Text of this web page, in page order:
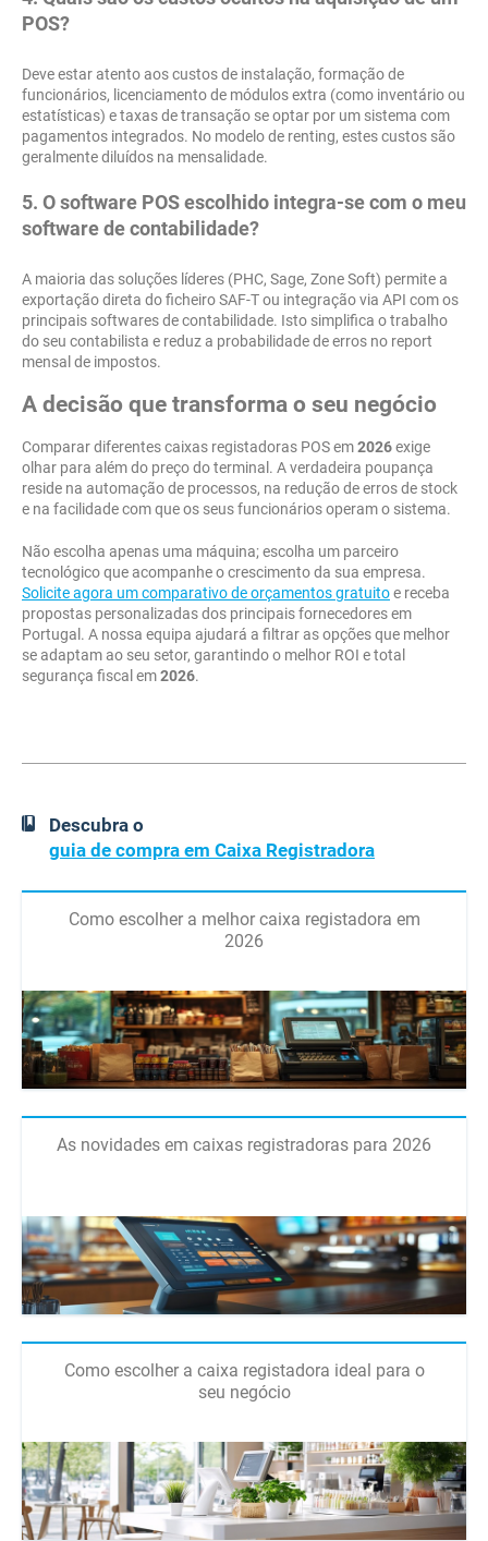
POS?
Deve estar atento aos custos de instalação, formação de
funcionários, licenciamento de módulos extra (como inventário ou
estatísticas) e taxas de transação se optar por um sistema com
pagamentos integrados. No modelo de renting, estes custos são
geralmente diluídos na mensalidade.
5. O software POS escolhido integra-se com o meu
software de contabilidade?
A maioria das soluções líderes (PHC, Sage, Zone Soft) permite a
exportação direta do ficheiro SAF-T ou integração via API com os
principais softwares de contabilidade. Isto simplifica o trabalho
do seu contabilista e reduz a probabilidade de erros no report
mensal de impostos.
A decisão que transforma o seu negócio
Comparar diferentes caixas registadoras POS em2026exige
olhar para além do preço do terminal. A verdadeira poupança
reside na automação de processos, na redução de erros de stock
e na facilidade com que os seus funcionários operam o sistema.
Não escolha apenas uma máquina; escolha um parceiro
tecnológico que acompanhe o crescimento da sua empresa.
Solicite agora um comparativo de orçamentos gratuitoe receba
propostas personalizadas dos principais fornecedores em
Portugal. A nossa equipa ajudará a filtrar as opções que melhor
se adaptam ao seu setor, garantindo o melhor ROI e total
segurança fiscal em2026.
Descubra o
guia de compra em Caixa Registradora
Como escolher a melhor caixa registadora em
2026
As novidades em caixas registradoras para 2026
Como escolher a caixa registadora ideal para o
seu negócio